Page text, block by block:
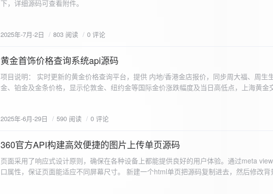
行最多 3 次重试，若重试后仍失败，则记录错误日志。日志记录与显示功能。 日志记录：
会显示所有或筛选后的监测日志，正常状态的日志为黑色，异常状态的日志为红色。日志
2025年-7月-2日 803 阅读 0 评论
2025-6-29
黄金首饰价格查询系统api源码
项目说明： 实时更新的黄金价格查询平台，提供 内地/香港金店报价，同步周大福、周生
金、铂金及金条价格，显示伦敦金、纽约金等国际金价涨跌幅度及当日高低点，上海黄金
2025年-6月-29日 590 阅读 0 评论
2025-6-24
360官方API构建高效便捷的图片上传单页源码
页面采用了响应式设计原则，确保在各种设备上都能提供良好的用户体验。通过meta
口属性，保证页面能适应不同屏幕尺寸。 新建一个html单页把源码复制进去，然后修改背